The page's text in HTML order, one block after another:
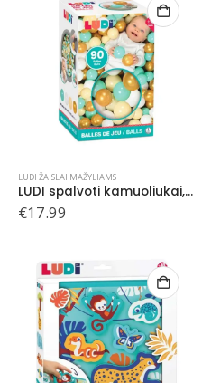
LUDI ŽAISLAI MAŽYLIAMS
LUDI spalvoti kamuoliukai, 90 vnt.
€17.99